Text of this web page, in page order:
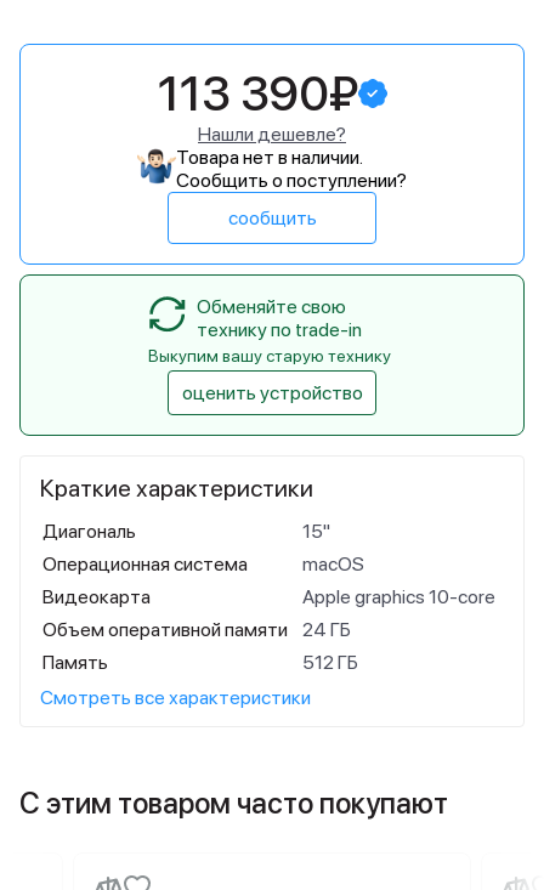
Краткие характеристики
Диагональ
15"
Операционная система
macOS
Видеокарта
Apple graphics 10-core
Объем оперативной памяти
24 ГБ
Память
512 ГБ
Смотреть все характеристики
113 390₽
Нашли дешевле?
Товара нет в наличии.
Сообщить о поступлении?
сообщить
Обменяйте свою
технику по trade-in
Выкупим вашу старую технику
оценить устройство
С этим товаром часто покупают